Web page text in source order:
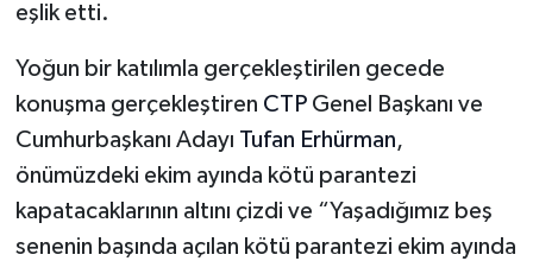
eşlik etti.
Yoğun bir katılımla gerçekleştirilen gecede
konuşma gerçekleştiren CTPGenel Başkanı ve
Cumhurbaşkanı Adayı Tufan Erhürman,
önümüzdeki ekim ayında kötü parantezi
kapatacaklarının altını çizdi ve “Yaşadığımız beş
senenin başında açılan kötü parantezi ekim ayında